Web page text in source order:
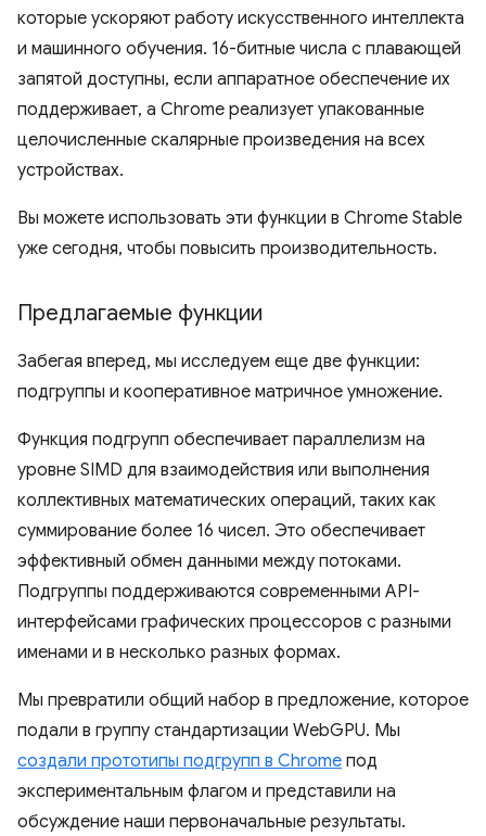
которые ускоряют работу искусственного интеллекта
и машинного обучения. 16-битные числа с плавающей
запятой доступны, если аппаратное обеспечение их
поддерживает, а Chrome реализует упакованные
целочисленные скалярные произведения на всех
устройствах.
Вы можете использовать эти функции в Chrome Stable
уже сегодня, чтобы повысить производительность.
Предлагаемые функции
Забегая вперед, мы исследуем еще две функции:
подгруппы и кооперативное матричное умножение.
Функция подгрупп обеспечивает параллелизм на
уровне SIMD для взаимодействия или выполнения
коллективных математических операций, таких как
суммирование более 16 чисел. Это обеспечивает
эффективный обмен данными между потоками.
Подгруппы поддерживаются современными API-
интерфейсами графических процессоров с разными
именами и в несколько разных формах.
Мы превратили общий набор в предложение, которое
подали в группу стандартизации WebGPU. Мы
создали прототипы подгрупп в Chrome под
экспериментальным флагом и представили на
обсуждение наши первоначальные результаты.